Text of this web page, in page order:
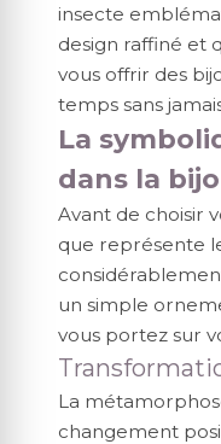
insecte
design raffiné et
vous offrir des
temps sans
La
dans la
Avant de choisir
que représente
un simple
vous portez sur
La
changement